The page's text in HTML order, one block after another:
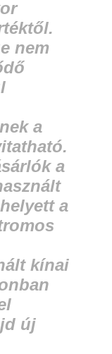
nem
a
a
a
kínai
új